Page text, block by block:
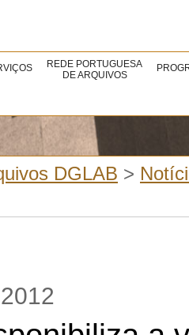
REDE PORTUGUESA
DE ARQUIVOS
DGLAB >